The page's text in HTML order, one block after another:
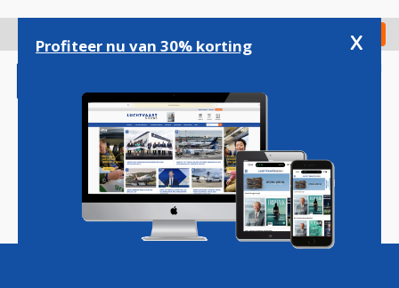
gaan
Check in
Magazine Podcasts Vacatures
Profiteer nu van 30% korting x